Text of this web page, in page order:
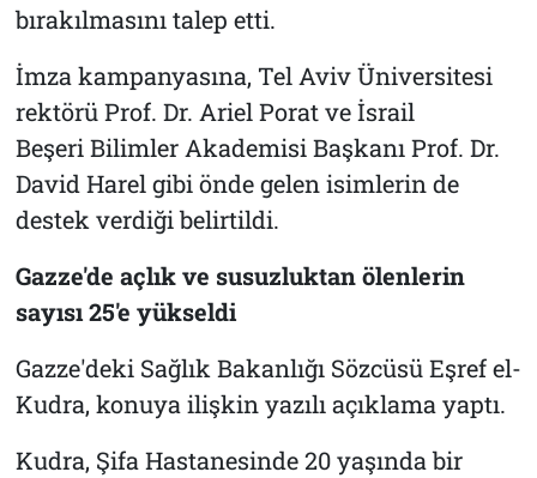
bırakılmasını talep etti.
İmza kampanyasına, Tel Aviv Üniversitesi
rektörü Prof. Dr. Ariel Porat ve İsrail
Beşeri Bilimler Akademisi Başkanı Prof. Dr.
David Harel gibi önde gelen isimlerin de
destek verdiği belirtildi.
Gazze'de açlık ve susuzluktan ölenlerin
sayısı 25'e yükseldi
Gazze'deki Sağlık Bakanlığı Sözcüsü Eşref el-
Kudra, konuya ilişkin yazılı açıklama yaptı.
Kudra, Şifa Hastanesinde 20 yaşında bir